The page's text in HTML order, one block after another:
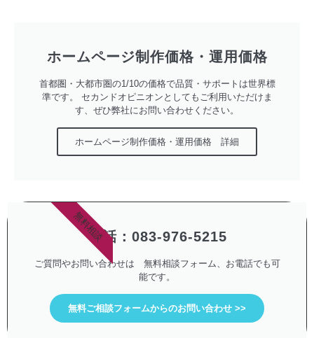
ホームページ制作価格・運用価格
首都圏・大都市圏の1/10の価格で品質・サポートは世界標
準です。 セカンドオピニオンとしてもご利用いただけま
す、ぜひ弊社にお問い合わせください。
ホームページ制作価格・運用価格 詳細
電話：083-976-5215
ご質問やお問い合わせは 無料相談フォーム、お電話でも可
能です。
無料ご相談フォームからのお問い合わせ >>
無料相談